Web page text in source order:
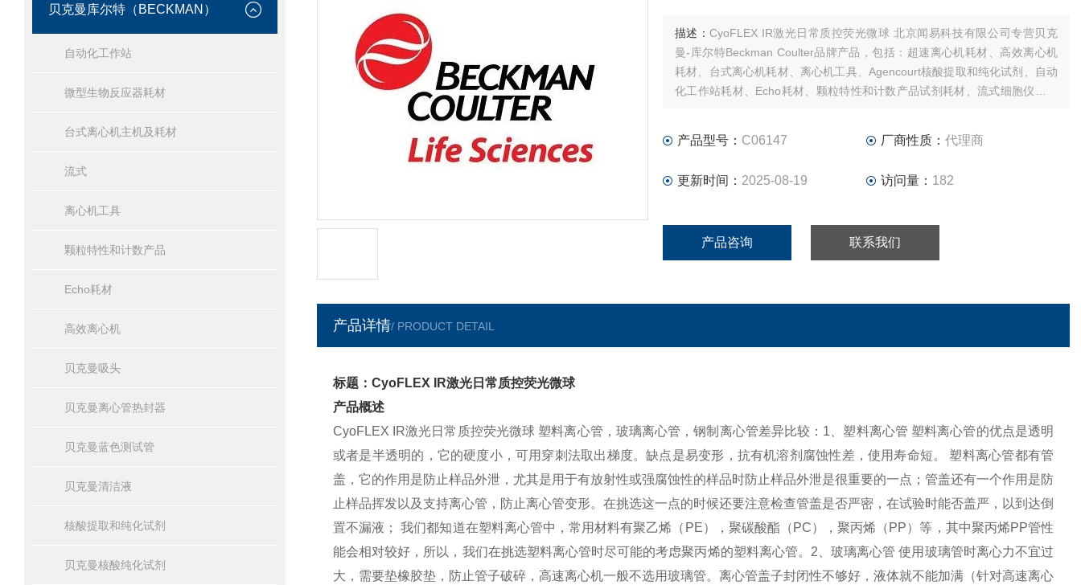
贝克曼库尔特（BECKMAN）
自动化工作站
微型生物反应器耗材
台式离心机主机及耗材
流式
离心机工具
颗粒特性和计数产品
Echo耗材
高效离心机
贝克曼吸头
贝克曼离心管热封器
贝克曼蓝色测试管
贝克曼清洁液
核酸提取和纯化试剂
贝克曼核酸纯化试剂
描述： CyoFLEX IR激光日常质控荧光微球 北京闻易科技有限公司专营贝克
曼-库尔特Beckman Coulter品牌产品，包括：超速离心机耗材、高效离心机
耗材、台式离心机耗材、离心机工具、Agencourt核酸提取和纯化试剂、自动
化工作站耗材、Echo耗材、颗粒特性和计数产品试剂耗材、流式细胞仪试剂
产品型号： C06147 厂商性质： 代理商
更新时间： 2025-08-19 访问量： 182
产品咨询 联系我们
产品详情/ PRODUCT DETAIL
标题：CyoFLEX IR激光日常质控荧光微球
产品概述
CyoFLEX IR激光日常质控荧光微球 塑料离心管，玻璃离心管，钢制离心管差异比较：1、塑料离心管 塑料离心管的优点是透明
或者是半透明的，它的硬度小，可用穿刺法取出梯度。缺点是易变形，抗有机溶剂腐蚀性差，使用寿命短。 塑料离心管都有管
盖，它的作用是防止样品外泄，尤其是用于有放射性或强腐蚀性的样品时防止样品外泄是很重要的一点；管盖还有一个作用是防
止样品挥发以及支持离心管，防止离心管变形。在挑选这一点的时候还要注意检查管盖是否严密，在试验时能否盖严，以到达倒
置不漏液； 我们都知道在塑料离心管中，常用材料有聚乙烯（PE），聚碳酸酯（PC），聚丙烯（PP）等，其中聚丙烯PP管性
能会相对较好，所以，我们在挑选塑料离心管时尽可能的考虑聚丙烯的塑料离心管。2、玻璃离心管 使用玻璃管时离心力不宜过
大，需要垫橡胶垫，防止管子破碎，高速离心机一般不选用玻璃管。离心管盖子封闭性不够好，液体就不能加满（针对高速离心